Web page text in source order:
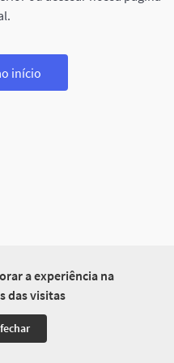
a experiência na
das visitas
início